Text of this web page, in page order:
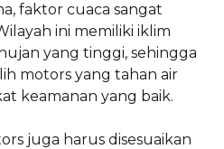
faktor cuaca sangat
ini memiliki iklim
yang tinggi, sehingga
motors yang tahan air
keamanan yang baik.
juga harus disesuaikan